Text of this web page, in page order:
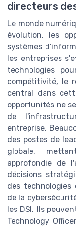
directeurs
Le monde
évolution, les
systèmes
les entreprises
technologies
compétitivité, le
central dans
opportunités ne
de
entreprise.
des postes de
globale,
approfondie de
décisions
des
de la
les DSI. Ils
Technology